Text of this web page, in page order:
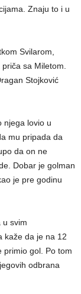
Znaju to i u
Svilarom,
sa Miletom.
Stojković
njega lovio u
mu pripada da
da on ne
Dobar je golman
je pre godinu
u svim
kaže da je na 12
primio gol. Po tom
odbrana